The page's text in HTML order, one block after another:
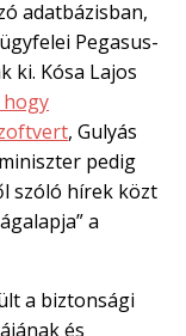
adatbázisban,
Pegasus-
ki. Kósa Lajos
, Gulyás
pedig
szóló hírek közt
a
a biztonsági
és